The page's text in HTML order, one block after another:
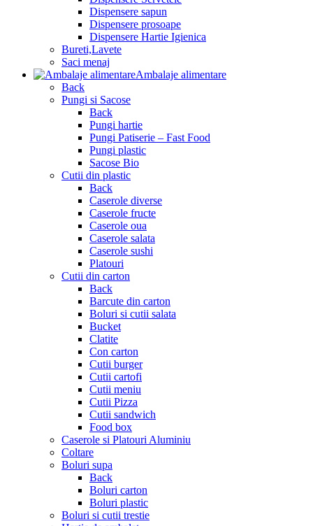
Dispensere sapun
Dispensere prosoape
Dispensere Hartie Igienica
Bureti,Lavete
Saci menaj
Ambalaje alimentare
Back
Pungi si Sacose
Back
Pungi hartie
Pungi Patiserie – Fast Food
Pungi plastic
Sacose Bio
Cutii din plastic
Back
Caserole diverse
Caserole fructe
Caserole oua
Caserole salata
Caserole sushi
Platouri
Cutii din carton
Back
Barcute din carton
Boluri si cutii salata
Bucket
Clatite
Con carton
Cutii burger
Cutii cartofi
Cutii meniu
Cutii Pizza
Cutii sandwich
Food box
Caserole si Platouri Aluminiu
Coltare
Boluri supa
Back
Boluri carton
Boluri plastic
Boluri si cutii trestie